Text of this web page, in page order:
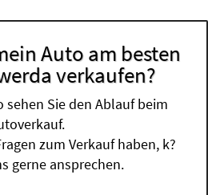
Auto am besten
verkaufen?
sehen Sie den Ablauf beim
zum Verkauf haben, k?
gerne ansprechen.